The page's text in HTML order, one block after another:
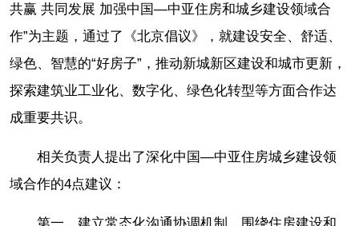
共赢 共同发展 加强中国—中亚住房和城乡建设领域合
作”为主题，通过了《北京倡议》，就建设安全、舒适、
绿色、智慧的“好房子”，推动新城新区建设和城市更新，
探索建筑业工业化、数字化、绿色化转型等方面合作达
成重要共识。
相关负责人提出了深化中国—中亚住房城乡建设领
域合作的4点建议：
第一，建立常态化沟通协调机制，围绕住房建设和